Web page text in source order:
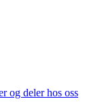
og deler hos oss